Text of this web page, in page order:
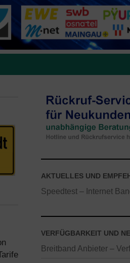
AKTUELLES UND
Speedtest – Internet
VERFÜGBARKEIT UND
Breitband Anbieter –